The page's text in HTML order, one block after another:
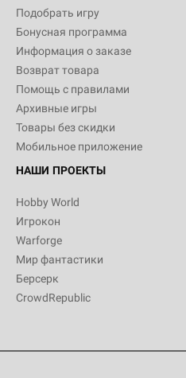
Подобрать игру
Бонусная программа
Информация о заказе
Возврат товара
Помощь с правилами
Архивные игры
Товары без скидки
Мобильное приложение
НАШИ ПРОЕКТЫ
Hobby World
Игрокон
Warforge
Мир фантастики
Берсерк
CrowdRepublic